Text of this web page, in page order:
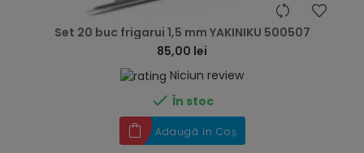
Set 20 buc frigarui 1,5 mm YAKINIKU 500507
85,00 lei
Niciun review
 În stoc
Adaugă în Coș